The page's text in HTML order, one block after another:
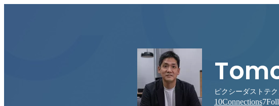
ピクシーダストテ
10Connections7